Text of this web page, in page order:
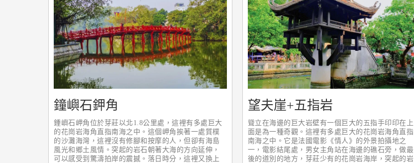
鐘嶼石鉀角
鍾嶼石岬角位於芽莊以北1.8公里處，這裡有多處巨大
的花崗岩海角直指南海之中。這個岬角挨著一處質樸
的沙灘海灣，這裡沒有修腳和按摩的人，但卻有海島
風光和鄉土風情。突起的岩石朝著大海的方向延伸，
可以感受到驚濤拍岸的震撼。落日時分，這裡又換上
望夫崖+五指岩
聳立在海邊的巨大岩壁有一個巨大的五指手印印在上
面是為一種奇觀。這裡有多處巨大的花崗岩海角直指
南海之中。它是法國電影《情人》的外景拍攝地之
一，電影結尾處，男女主角站在海邊的礁石旁，做最
後的道別的地方，芽莊少有的花崗岩海岸，突起的岩